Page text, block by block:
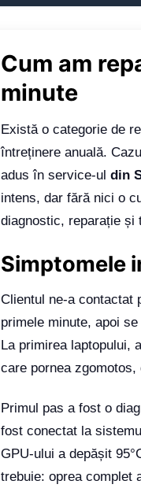
Cum am
minute
Există o categorie de
întreținere anuală.
adus în service-ul din
intens, dar fără nici o
diagnostic, reparație
Simptomele
Clientul ne-a contactat
primele minute, apoi
La primirea laptopului,
care pornea
Primul pas a fost o
fost conectat la
GPU-ului a depășit
trebuie: oprea complet